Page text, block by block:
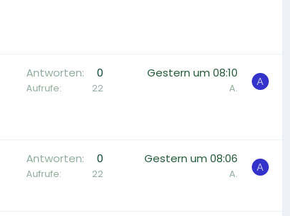
Antworten 0
Aufrufe 22
Gestern um 08:10
A. A
Antworten 0
Aufrufe 22
Gestern um 08:06
A. A